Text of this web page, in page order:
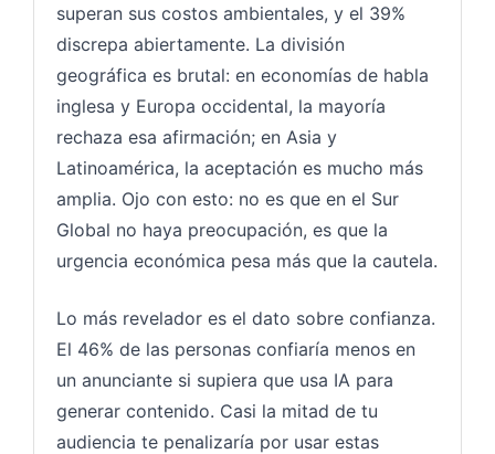
superan sus costos ambientales, y el 39%
discrepa abiertamente. La división
geográfica es brutal: en economías de habla
inglesa y Europa occidental, la mayoría
rechaza esa afirmación; en Asia y
Latinoamérica, la aceptación es mucho más
amplia. Ojo con esto: no es que en el Sur
Global no haya preocupación, es que la
urgencia económica pesa más que la cautela.
Lo más revelador es el dato sobre confianza.
El 46% de las personas confiaría menos en
un anunciante si supiera que usa IA para
generar contenido. Casi la mitad de tu
audiencia te penalizaría por usar estas